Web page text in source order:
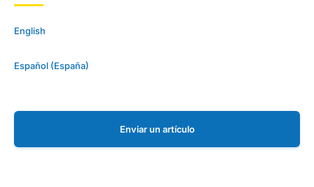
English
Español (España)
Enviar un artículo